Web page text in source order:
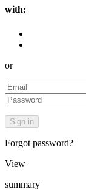
with:
or
Forgot password?
View
summary